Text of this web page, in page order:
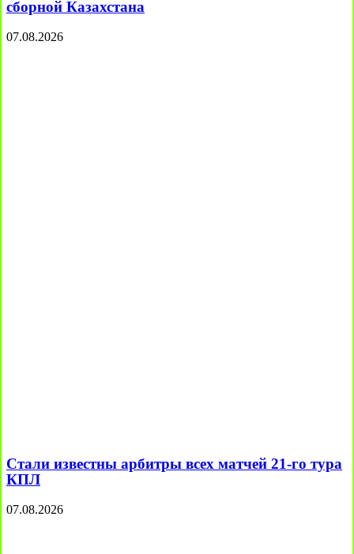
сборной Казахстана
07.08.2026
Стали известны арбитры всех матчей 21-го тура
КПЛ
07.08.2026